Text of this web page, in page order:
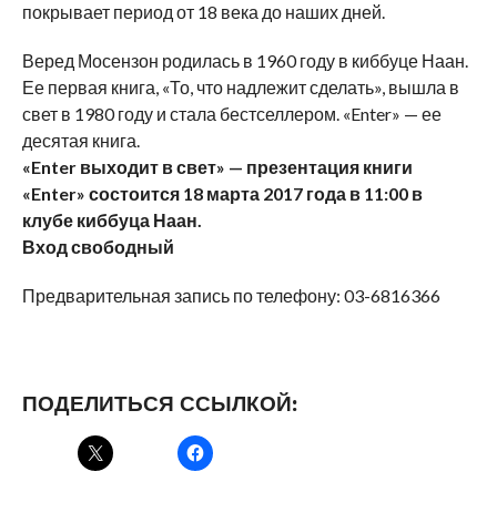
покрывает период от 18 века до наших дней.
Веред Мосензон родилась в 1960 году в киббуце Наан.
Ее первая книга, «То, что надлежит сделать», вышла в
свет в 1980 году и стала бестселлером. «Enter» — ее
десятая книга.
«Enter выходит в свет» — презентация книги
«Enter» состоится 18 марта 2017 года в 11:00 в
клубе киббуца Наан.
Вход свободный
Предварительная запись по телефону: 03-6816366
ПОДЕЛИТЬСЯ ССЫЛКОЙ: